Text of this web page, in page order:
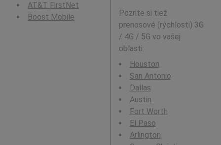
AT&T FirstNet
Boost Mobile
Pozrite si tiež
prenosové (rýchlosti) 3G
/ 4G / 5G vo vašej
oblasti:
Houston
San Antonio
Dallas
Austin
Fort Worth
El Paso
Arlington